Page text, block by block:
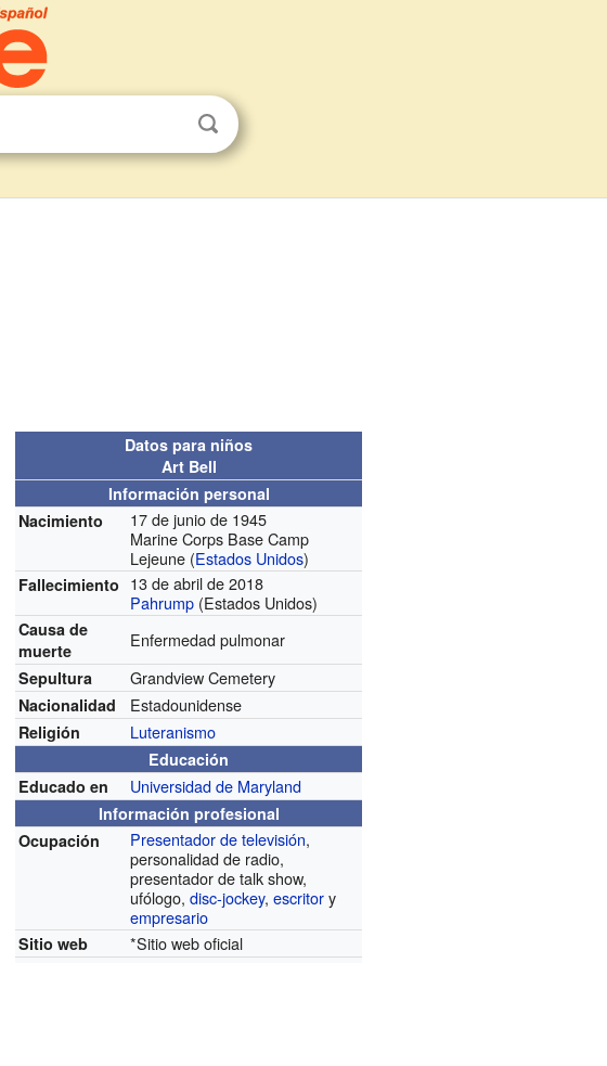
Datos para niños
Art Bell
Información personal
Nacimiento
17 de junio de 1945
Marine Corps Base Camp
Lejeune (Estados Unidos)
Fallecimiento 13 de abril de 2018
Pahrump (Estados Unidos)
Causa de
muerte
Enfermedad pulmonar
Sepultura Grandview Cemetery
Nacionalidad Estadounidense
Religión Luteranismo
Educación
Educado en
Universidad de Maryland
Información profesional
Ocupación
Presentador de televisión,
personalidad de radio,
presentador de talk show,
ufólogo,disc-jockey,escritory
empresario
Sitio web *Sitio web oficial